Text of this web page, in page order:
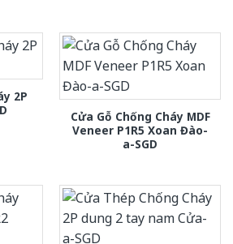
2P
Cửa Gỗ Chống Cháy MDF
Veneer P1R5 Xoan Đào-
a-SGD